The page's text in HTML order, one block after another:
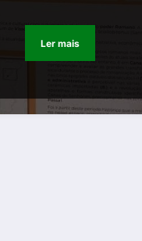
Ler mais